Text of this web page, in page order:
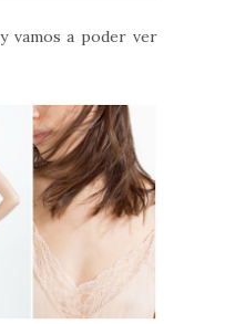
vamos a poder ver